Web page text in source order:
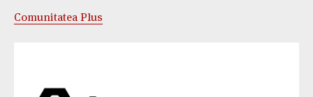
Comunitatea Plus